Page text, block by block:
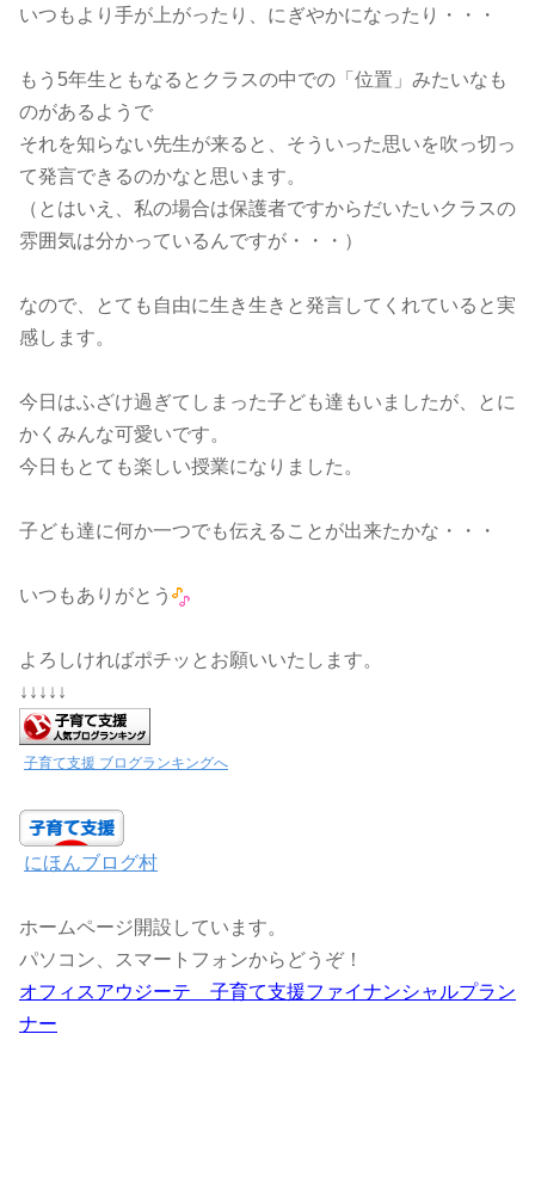
いつもより手が上がったり、にぎやかになったり・・・
もう5年生ともなるとクラスの中での「位置」みたいなも
のがあるようで
それを知らない先生が来ると、そういった思いを吹っ切っ
て発言できるのかなと思います。
（とはいえ、私の場合は保護者ですからだいたいクラスの
雰囲気は分かっているんですが・・・）
なので、とても自由に生き生きと発言してくれていると実
感します。
今日はふざけ過ぎてしまった子ども達もいましたが、とに
かくみんな可愛いです。
今日もとても楽しい授業になりました。
子ども達に何か一つでも伝えることが出来たかな・・・
いつもありがとう
よろしければポチッとお願いいたします。
↓↓↓↓↓
子育て支援 ブログランキングへ
にほんブログ村
ホームページ開設しています。
パソコン、スマートフォンからどうぞ！
オフィスアウジーテ 子育て支援ファイナンシャルプラン
ナー